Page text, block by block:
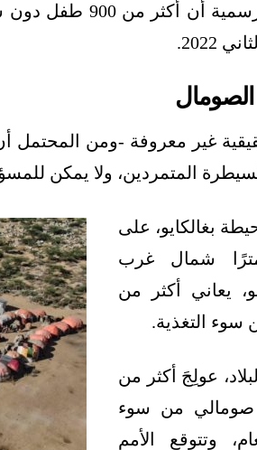
تُظهر البيانات
2022.
غير معروفة -ومن
المتمردين، ولا يمكن
بغالكايو، على
كيلومترًا شمال غرب
يعاني أكثر من
التغذية.
عولِجَ أكثر من
صومالي من سوء
وتتوقع الأمم